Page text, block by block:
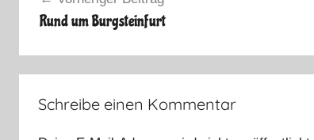
e
l
Rund um Burgsteinfurt
Schreibe einen Kommentar